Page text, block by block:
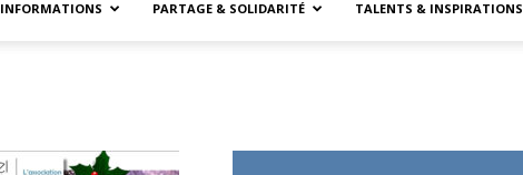
INFORMATIONS PARTAGE & SOLIDARITÉ TALENTS & INSPIRATIONS